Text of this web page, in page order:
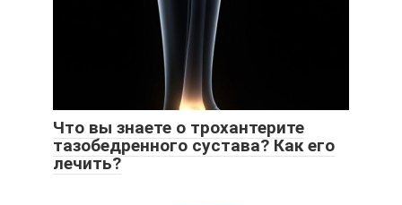
Что вы знаете о трохантерите
тазобедренного сустава? Как его
лечить?